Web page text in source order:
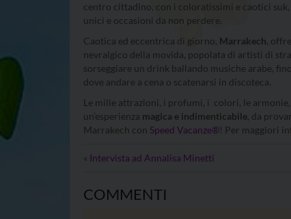
centro cittadino, con i coloratissimi e caotici suk,
unici e occasioni da non perdere.
Caotica ed eccentrica di giorno, Marrakech,
nevralgico della movida, popolata di artisti di
sorseggiare un drink ballando musiche arabe,
dove andare a cena o scatenarsi in discoteca.
Le mille attrazioni, i profumi, i colori, le
un’esperienza magica e indimenticabile, da
Marrakech con Speed Vacanze®! Per maggiori
« Intervista ad Annalisa Minetti
COMMENTI